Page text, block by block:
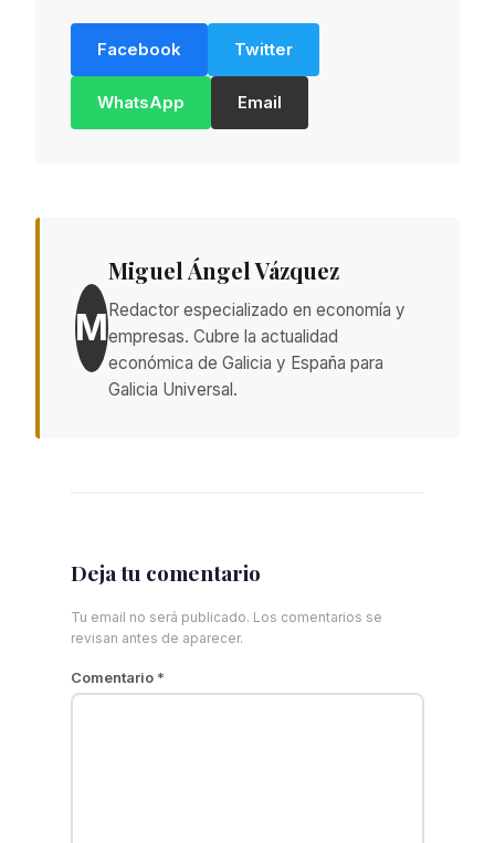
Facebook Twitter
WhatsApp Email
M
Miguel Ángel Vázquez
Redactor especializado en economía y
empresas. Cubre la actualidad
económica de Galicia y España para
Galicia Universal.
Deja tu comentario
Tu email no será publicado. Los comentarios se
revisan antes de aparecer.
Comentario *